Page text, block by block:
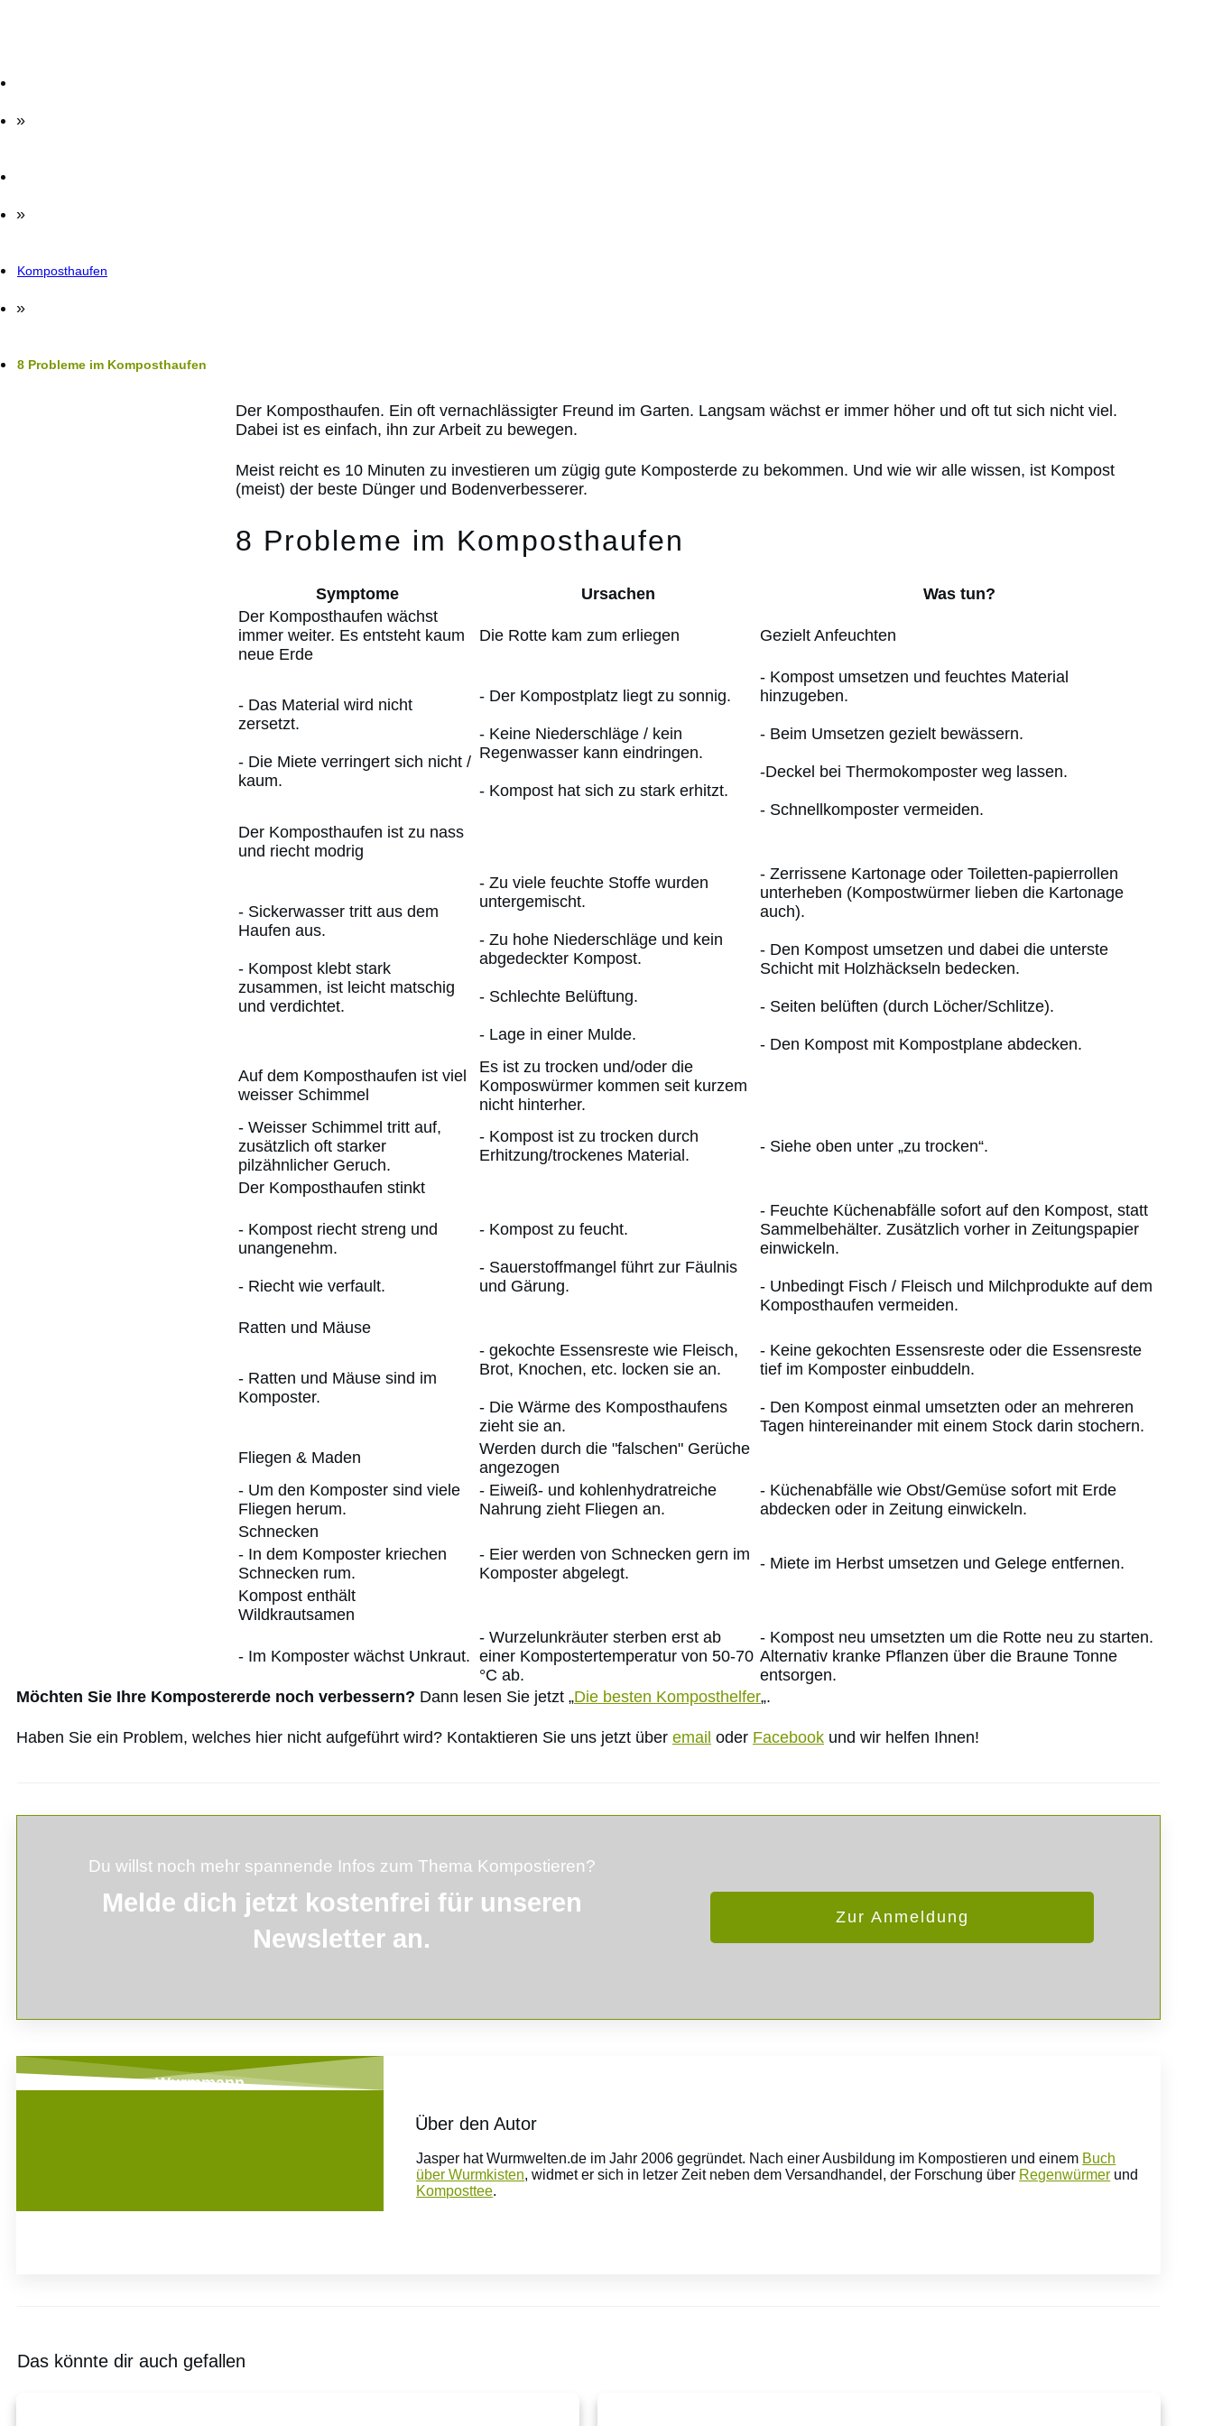
»
»
Komposthaufen
»
8 Probleme im Komposthaufen
Der Komposthaufen. Ein oft vernachlässigter Freund im Garten. Langsam wächst er immer höher und oft tut sich nicht viel.
Dabei ist es einfach, ihn zur Arbeit zu bewegen.
Meist reicht es 10 Minuten zu investieren um zügig gute Komposterde zu bekommen. Und wie wir alle wissen, ist Kompost
(meist) der beste Dünger und Bodenverbesserer.
8 Probleme im Komposthaufen
Symptome Ursachen
Was tun?
Der Komposthaufen wächst
immer weiter. Es entsteht kaum
neue Erde
Die Rotte kam zum erliegen Gezielt Anfeuchten
- Das Material wird nicht
zersetzt.
- Die Miete verringert sich nicht /
kaum.
- Der Kompostplatz liegt zu sonnig.
- Keine Niederschläge / kein
Regenwasser kann eindringen.
- Kompost hat sich zu stark erhitzt.
- Kompost umsetzen und feuchtes Material
hinzugeben.
- Beim Umsetzen gezielt bewässern.
-Deckel bei Thermokomposter weg lassen.
- Schnellkomposter vermeiden.
Der Komposthaufen ist zu nass
und riecht modrig
- Sickerwasser tritt aus dem
Haufen aus.
- Kompost klebt stark
zusammen, ist leicht matschig
und verdichtet.
- Zu viele feuchte Stoffe wurden
untergemischt.
- Zu hohe Niederschläge und kein
abgedeckter Kompost.
- Schlechte Belüftung.
- Lage in einer Mulde.
- Zerrissene Kartonage oder Toiletten-papierrollen
unterheben (Kompostwürmer lieben die Kartonage
auch).
- Den Kompost umsetzen und dabei die unterste
Schicht mit Holzhäckseln bedecken.
- Seiten belüften (durch Löcher/Schlitze).
- Den Kompost mit Kompostplane abdecken.
Auf dem Komposthaufen ist viel
weisser Schimmel
Es ist zu trocken und/oder die
Komposwürmer kommen seit kurzem
nicht hinterher.
- Weisser Schimmel tritt auf,
zusätzlich oft starker
pilzähnlicher Geruch.
- Kompost ist zu trocken durch
Erhitzung/trockenes Material.
- Siehe oben unter „zu trocken“.
Der Komposthaufen stinkt
- Kompost riecht streng und
unangenehm.
- Riecht wie verfault.
- Kompost zu feucht.
- Sauerstoffmangel führt zur Fäulnis
und Gärung.
- Feuchte Küchenabfälle sofort auf den Kompost, statt
Sammelbehälter. Zusätzlich vorher in Zeitungspapier
einwickeln.
- Unbedingt Fisch / Fleisch und Milchprodukte auf dem
Komposthaufen vermeiden.
Ratten und Mäuse
- Ratten und Mäuse sind im
Komposter.
- gekochte Essensreste wie Fleisch,
Brot, Knochen, etc. locken sie an.
- Die Wärme des Komposthaufens
zieht sie an.
- Keine gekochten Essensreste oder die Essensreste
tief im Komposter einbuddeln.
- Den Kompost einmal umsetzten oder an mehreren
Tagen hintereinander mit einem Stock darin stochern.
Fliegen & Maden
Werden durch die "falschen" Gerüche
angezogen
- Um den Komposter sind viele
Fliegen herum.
- Eiweiß- und kohlenhydratreiche
Nahrung zieht Fliegen an.
- Küchenabfälle wie Obst/Gemüse sofort mit Erde
abdecken oder in Zeitung einwickeln.
Schnecken
- In dem Komposter kriechen
Schnecken rum.
- Eier werden von Schnecken gern im
Komposter abgelegt.
- Miete im Herbst umsetzen und Gelege entfernen.
Kompost enthält
Wildkrautsamen
- Im Komposter wächst Unkraut.
- Wurzelunkräuter sterben erst ab
einer Kompostertemperatur von 50-70
°C ab.
- Kompost neu umsetzten um die Rotte neu zu starten.
Alternativ kranke Pflanzen über die Braune Tonne
entsorgen.
Möchten Sie Ihre Kompostererde noch verbessern? Dann lesen Sie jetzt „Die besten Komposthelfer„.
Haben Sie ein Problem, welches hier nicht aufgeführt wird? Kontaktieren Sie uns jetzt über email oder Facebook und wir helfen Ihnen!
Du willst noch mehr spannende Infos zum Thema Kompostieren?
Melde dich jetzt kostenfrei für unseren
Newsletter an.
Zur Anmeldung
Wurmmann
Über den Autor
Jasper hat Wurmwelten.de im Jahr 2006 gegründet. Nach einer Ausbildung im Kompostieren und einem Buch
über Wurmkisten, widmet er sich in letzer Zeit neben dem Versandhandel, der Forschung über Regenwürmer und
Komposttee.
Das könnte dir auch gefallen